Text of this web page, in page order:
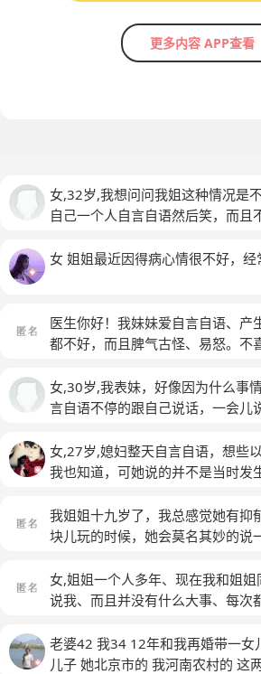
更多内容 APP查看
女,32岁,我想问问我姐这种情况是
自己一个人自言自语然后笑，而且
她下药啊打针什么的，还跑到她家
女 姐姐最近因得病心情很不好，
医生你好！我妹妹爱自言自语、产
都不好，而且脾气古怪、易怒。不
女,30岁,我表妹，好像因为什么事
言自语不停的跟自己说话，一会儿
话偶尔回答一句，一会笑一会哭，
女,27岁,媳妇整天自言自语，想些
我也知道，可她说的并不是当时发
一会再吃下一口，我觉得已经影响
上有问题了
我姐姐十九岁了，我总感觉她有抑
块儿玩的时候，她会莫名其妙的说
说，没事啊！有一次我听到她说梦
想在这个世界了！我和她说她是不
女,姐姐一个人多年、现在我和姐
说我、而且并没有什么大事、每次
想问一下这是怎么回事(匿名)
老婆42 我34 12年和我再婚带一女
儿子 她北京市的 我河南农村的 这